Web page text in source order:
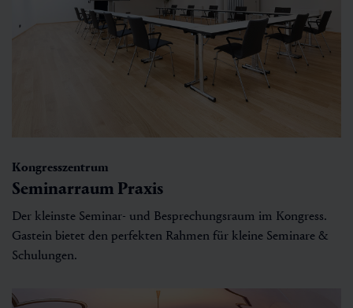
Kongresszentrum
Seminarraum Praxis
Der kleinste Seminar- und Besprechungsraum im Kongress.
Gastein bietet den perfekten Rahmen für kleine Seminare &
Schulungen.